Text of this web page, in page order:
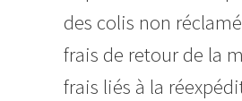
des colis non
frais de retour de la
frais liés à la